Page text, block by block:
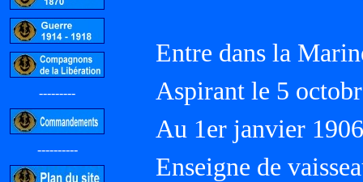
---------
----------
Entre dans la
Aspirant le 5
Au 1er janvier
Enseigne de